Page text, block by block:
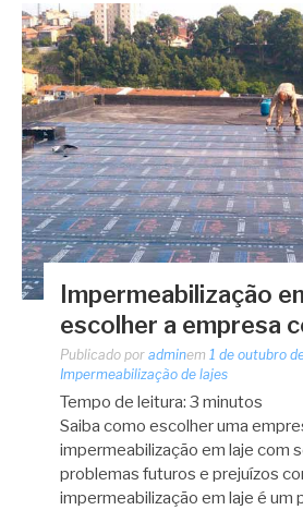
Impermeabilização
escolher a empresa
Publicado por adminem 1 de outubro
Impermeabilização de lajes
Tempo de leitura: 3 minutos
Saiba como escolher uma
impermeabilização em laje com
problemas futuros e prejuízos
impermeabilização em laje é um